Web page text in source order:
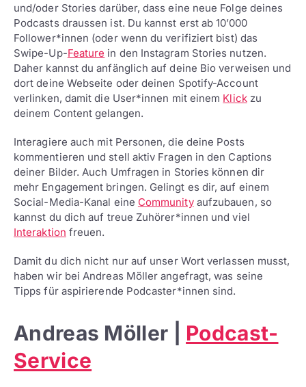
und/oder Stories darüber, dass eine neue Folge deines
Podcasts draussen ist. Du kannst erst ab 10’000
Follower*innen (oder wenn du verifiziert bist) das
Swipe-Up-Feature in den Instagram Stories nutzen.
Daher kannst du anfänglich auf deine Bio verweisen und
dort deine Webseite oder deinen Spotify-Account
verlinken, damit die User*innen mit einem Klickzu
deinem Content gelangen.
Interagiere auch mit Personen, die deine Posts
kommentieren und stell aktiv Fragen in den Captions
deiner Bilder. Auch Umfragen in Stories können dir
mehr Engagement bringen. Gelingt es dir, auf einem
Social-Media-Kanal eine Communityaufzubauen, so
kannst du dich auf treue Zuhörer*innen und viel
Interaktion freuen.
Damit du dich nicht nur auf unser Wort verlassen musst,
haben wir bei Andreas Möller angefragt, was seine
Tipps für aspirierende Podcaster*innen sind.
Andreas Möller | Podcast-
Service